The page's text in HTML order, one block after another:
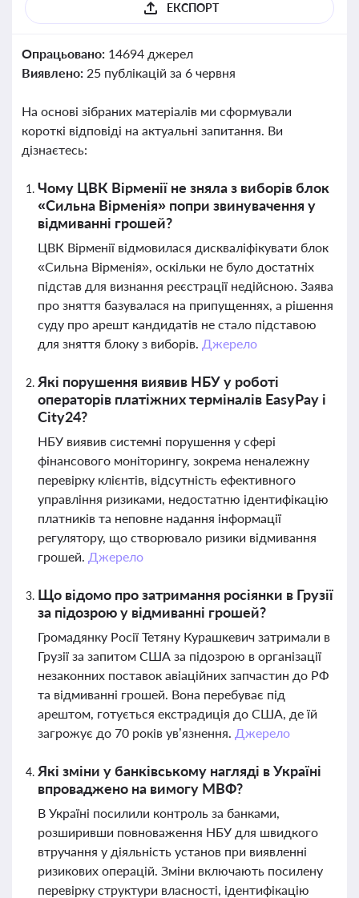
ЕКСПОРТ
Опрацьовано: 14694 джерел
Виявлено: 25 публікацій за 6 червня
На основі зібраних матеріалів ми сформували
короткі відповіді на актуальні запитання. Ви
дізнаєтесь:
Чому ЦВК Вірменії не зняла з виборів блок
«Сильна Вірменія» попри звинувачення у
відмиванні грошей?
ЦВК Вірменії відмовилася дискваліфікувати блок
«Сильна Вірменія», оскільки не було достатніх
підстав для визнання реєстрації недійсною. Заява
про зняття базувалася на припущеннях, а рішення
суду про арешт кандидатів не стало підставою
для зняття блоку з виборів. Джерело
Які порушення виявив НБУ у роботі
операторів платіжних терміналів EasyPay і
City24?
НБУ виявив системні порушення у сфері
фінансового моніторингу, зокрема неналежну
перевірку клієнтів, відсутність ефективного
управління ризиками, недостатню ідентифікацію
платників та неповне надання інформації
регулятору, що створювало ризики відмивання
грошей. Джерело
Що відомо про затримання росіянки в Грузії
за підозрою у відмиванні грошей?
Громадянку Росії Тетяну Курашкевич затримали в
Грузії за запитом США за підозрою в організації
незаконних поставок авіаційних запчастин до РФ
та відмиванні грошей. Вона перебуває під
арештом, готується екстрадиція до США, де їй
загрожує до 70 років ув’язнення. Джерело
Які зміни у банківському нагляді в Україні
впроваджено на вимогу МВФ?
В Україні посилили контроль за банками,
розширивши повноваження НБУ для швидкого
втручання у діяльність установ при виявленні
ризикових операцій. Зміни включають посилену
перевірку структури власності, ідентифікацію